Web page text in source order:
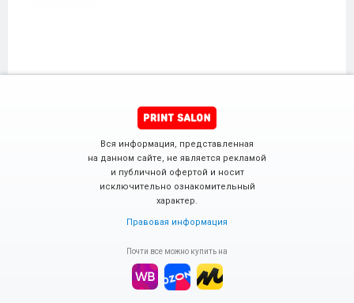
Вся информация, представленная
на данном сайте, не является рекламой
и публичной офертой и носит
исключительно ознакомительный
характер.
Правовая информация
Почти все можно купить на